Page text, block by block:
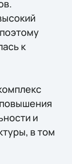
к
и
в том